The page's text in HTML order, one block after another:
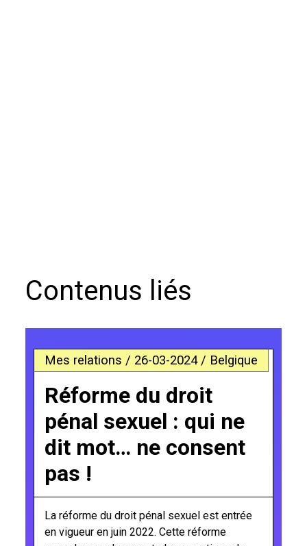
Contenus liés
Mes relations / 26-03-2024 / Belgique
Réforme du droit
pénal sexuel : qui ne
dit mot… ne consent
pas !
La réforme du droit pénal sexuel est entrée
en vigueur en juin 2022. Cette réforme